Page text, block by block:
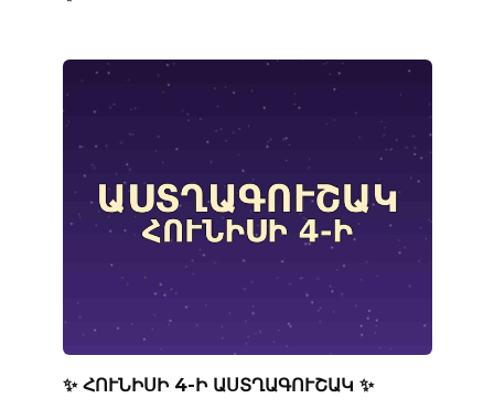
✨ ՀՈՒՆԻՍԻ 4-Ի ԱՍՏՂԱԳՈՒՇԱԿ ✨